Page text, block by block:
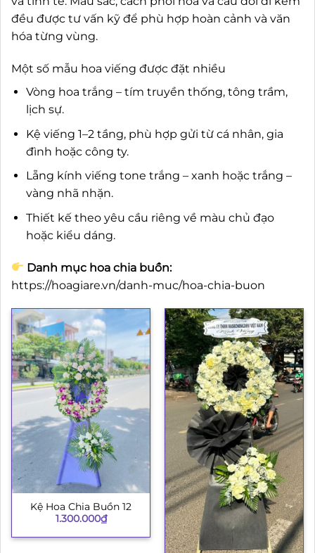
đều được tư vấn kỹ để phù hợp hoàn cảnh và văn
hóa từng vùng.
Một số mẫu hoa viếng được đặt nhiều
Vòng hoa trắng – tím truyền thống, tông trầm,
lịch sự.
Kệ viếng 1–2 tầng, phù hợp gửi từ cá nhân, gia
đình hoặc công ty.
Lẵng kính viếng tone trắng – xanh hoặc trắng –
vàng nhã nhặn.
Thiết kế theo yêu cầu riêng về màu chủ đạo
hoặc kiểu dáng.
Danh mục hoa chia buồn:
https://hoagiare.vn/danh-muc/hoa-chia-buon
Kệ Hoa Chia Buồn 12
1.300.000₫